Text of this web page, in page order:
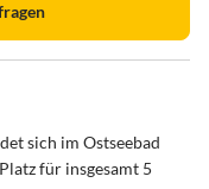
sich im Ostseebad
für insgesamt 5